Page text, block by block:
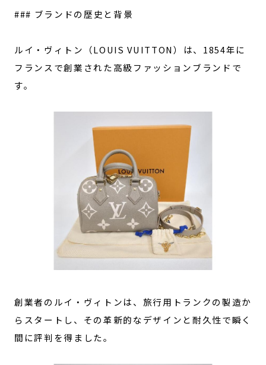
### ブランドの歴史と背景
ルイ・ヴィトン（LOUIS VUITTON）は、1854年に
フランスで創業された高級ファッションブランドで
す。
創業者のルイ・ヴィトンは、旅行用トランクの製造か
らスタートし、その革新的なデザインと耐久性で瞬く
間に評判を得ました。